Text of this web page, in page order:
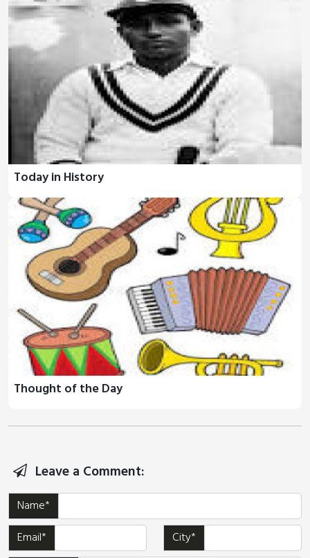
Today in History
Thought of the Day
Leave a Comment:
Name*
Email*
City*